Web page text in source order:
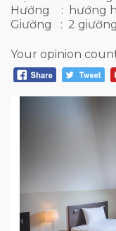
Hướng : hướng
Giường : 2
Your opinion